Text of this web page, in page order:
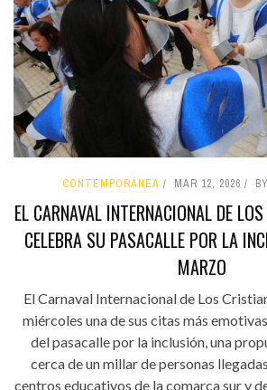
CONTEMPORÁNEA MAR 12, 2026
EL CARNAVAL INTERNACIONAL DE
CELEBRA SU PASACALLE POR LA
MARZO
El Carnaval Internacional de Los
miércoles una de sus citas más
del pasacalle por la inclusión, una
cerca de un millar de personas
centros educativos de la comarca sur y